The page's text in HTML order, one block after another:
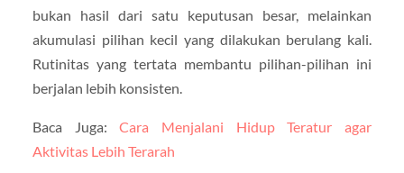
bukan hasil dari satu keputusan besar, melainkan
akumulasi pilihan kecil yang dilakukan berulang kali.
Rutinitas yang tertata membantu pilihan-pilihan ini
berjalan lebih konsisten.
Baca Juga:Cara Menjalani Hidup Teratur agar
Aktivitas Lebih Terarah